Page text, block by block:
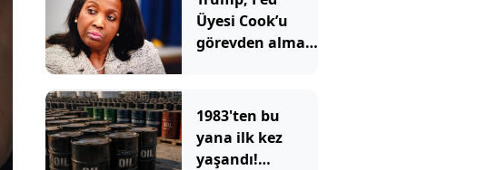
Üyesi Cook’u
görevden alma
1983'ten bu
yana ilk kez
yaşandı!